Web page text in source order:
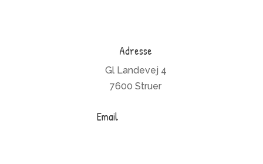
Adresse
Gl Landevej 4
7600 Struer
Email